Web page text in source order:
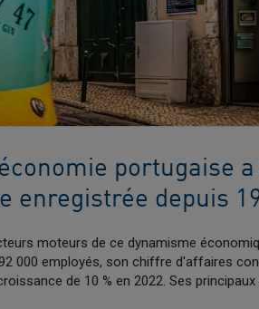
portugaise
enregistrée depuis
moteurs de ce dynamisme
000 employés, son chiffre d'affaires
de 10 % en 2022. Ses